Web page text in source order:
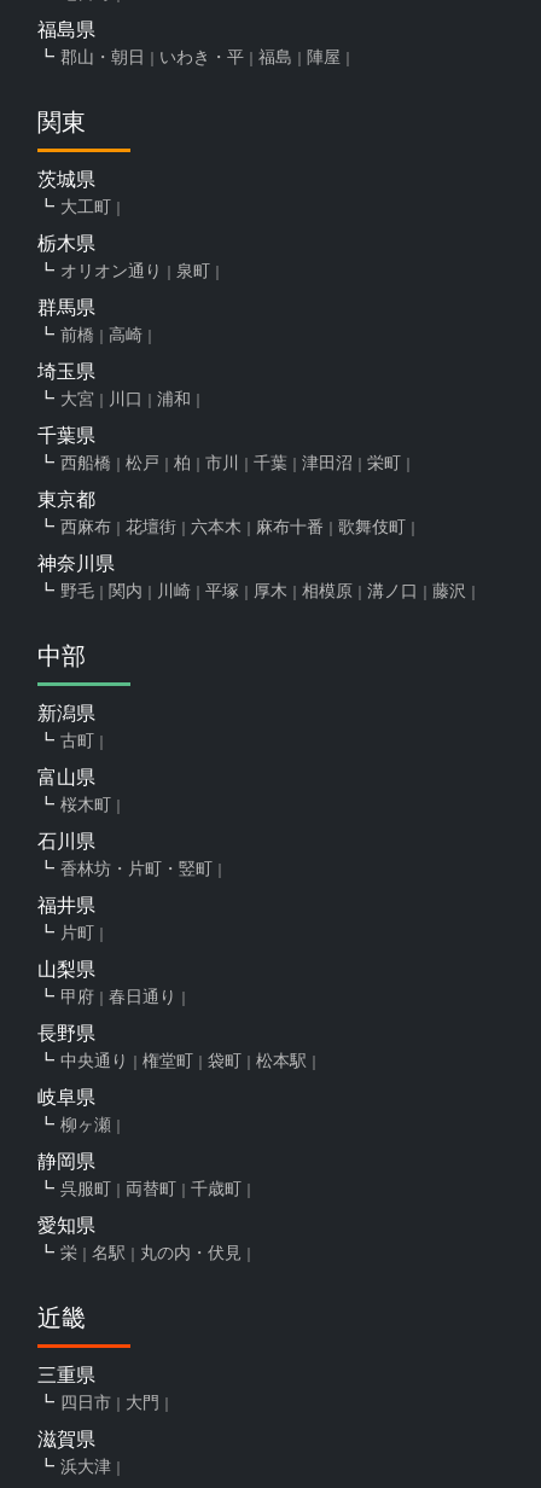
福島県
郡山・朝日 いわき・平 福島 陣屋
関東
茨城県
大工町
栃木県
オリオン通り 泉町
群馬県
前橋 高崎
埼玉県
大宮 川口 浦和
千葉県
西船橋 松戸 柏 市川 千葉 津田沼 栄町
東京都
西麻布 花壇街 六本木 麻布十番 歌舞伎町
神奈川県
野毛 関内 川崎 平塚 厚木 相模原 溝ノ口 藤沢
中部
新潟県
古町
富山県
桜木町
石川県
香林坊・片町・竪町
福井県
片町
山梨県
甲府 春日通り
長野県
中央通り 権堂町 袋町 松本駅
岐阜県
柳ヶ瀬
静岡県
呉服町 両替町 千歳町
愛知県
栄 名駅 丸の内・伏見
近畿
三重県
四日市 大門
滋賀県
浜大津